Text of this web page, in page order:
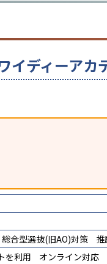
イディーアカ
総合型選抜(旧AO)対策
を利用 オンライン対応